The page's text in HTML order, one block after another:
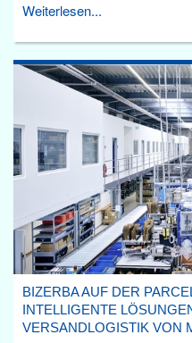
Weiterlesen...
BIZERBA AUF DER
INTELLIGENTE
VERSANDLOGISTIK VON